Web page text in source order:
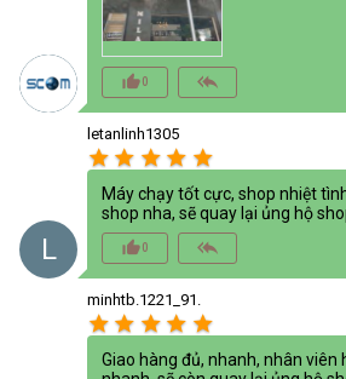
thumb_up_alt0 reply_all
L
letanlinh1305
star star star star star
Máy chạy tốt cực, shop nhiệt
shop nha, sẽ quay lại ủng hộ
thumb_up_alt0 reply_all
minhtb.1221_91.
star star star star star
Giao hàng đủ, nhanh, nhân viên